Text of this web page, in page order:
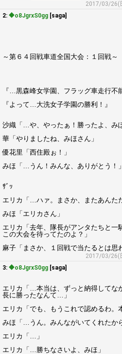
2017/03/26(
2: ◆o8JgrxS0gg [saga]
～第６４回戦車道全国大会：１回戦～
『…黒森峰女学園、フラッグ車走行不
『よって…大洗女子学園の勝利！』
沙織「…や、やったぁ！勝ったよ、み
華「やりましたね、みほさん」
優花里「西住殿ぉ！」
みほ「…うん！みんな、ありがとう！」
ｻﾞｯ
エリカ「…ハァ。まさか、またあんた
みほ「エリカさん」
エリカ「去年、隊長がアンタたちと一
この大会を待ってたのよ？」
麻子「まさか、１回戦で当たるとは思
2017/03/26(
3: ◆o8JgrxS0gg [saga]
エリカ「…本当は、ずっと納得してな
長に勝ったなんて…」
エリカ「でも、もうこれで認めるわ。
みほ「…うん。みんながいてくれたか
エリカ「…」
エリカ「…勝ちなさいよ、みほ」